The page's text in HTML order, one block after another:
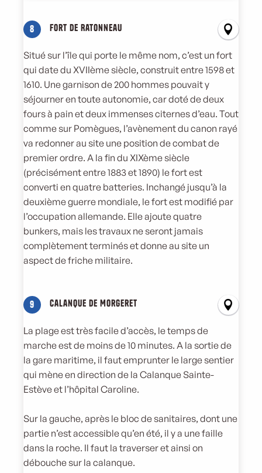
8 Fort de Ratonneau
Situé sur l’île qui porte le même nom, c’est un fort
qui date du XVIIème siècle, construit entre 1598 et
1610. Une garnison de 200 hommes pouvait y
séjourner en toute autonomie, car doté de deux
fours à pain et deux immenses citernes d’eau. Tout
comme sur Pomègues, l’avènement du canon rayé
va redonner au site une position de combat de
premier ordre. A la fin du XIXème siècle
(précisément entre 1883 et 1890) le fort est
converti en quatre batteries. Inchangé jusqu’à la
deuxième guerre mondiale, le fort est modifié par
l’occupation allemande. Elle ajoute quatre
bunkers, mais les travaux ne seront jamais
complètement terminés et donne au site un
aspect de friche militaire.
9 Calanque de Morgeret
La plage est très facile d’accès, le temps de
marche est de moins de 10 minutes. A la sortie de
la gare maritime, il faut emprunter le large sentier
qui mène en direction de la Calanque Sainte-
Estève et l’hôpital Caroline.
Sur la gauche, après le bloc de sanitaires, dont une
partie n’est accessible qu’en été, il y a une faille
dans la roche. Il faut la traverser et ainsi on
débouche sur la calanque.